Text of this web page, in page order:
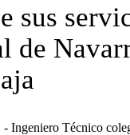
sus
de
Técnico